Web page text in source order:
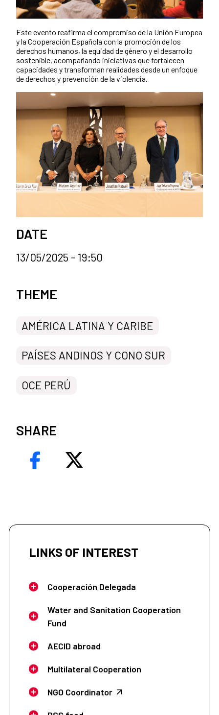
Este evento reafirma el compromiso de la Unión Europea
y la Cooperación Española con la promoción de los
derechos humanos, la equidad de género y el desarrollo
sostenible, acompañando iniciativas que fortalecen
capacidades y transforman realidades desde un enfoque
de derechos y prevención de la violencia.
DATE
13/05/2025 - 19:50
News categories
THEME
AMÉRICA LATINA Y CARIBE
PAÍSES ANDINOS Y CONO SUR
OCE PERÚ
SHARE
LINKS OF INTEREST
Cooperación Delegada
Water and Sanitation Cooperation
Fund
AECID abroad
Multilateral Cooperation
NGO Coordinator